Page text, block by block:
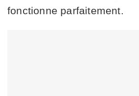
fonctionne parfaitement.